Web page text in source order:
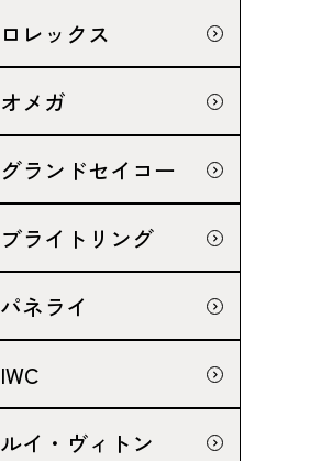
ロレックス
オメガ
グランドセイコー
ブライトリング
パネライ
IWC
ルイ・ヴィトン